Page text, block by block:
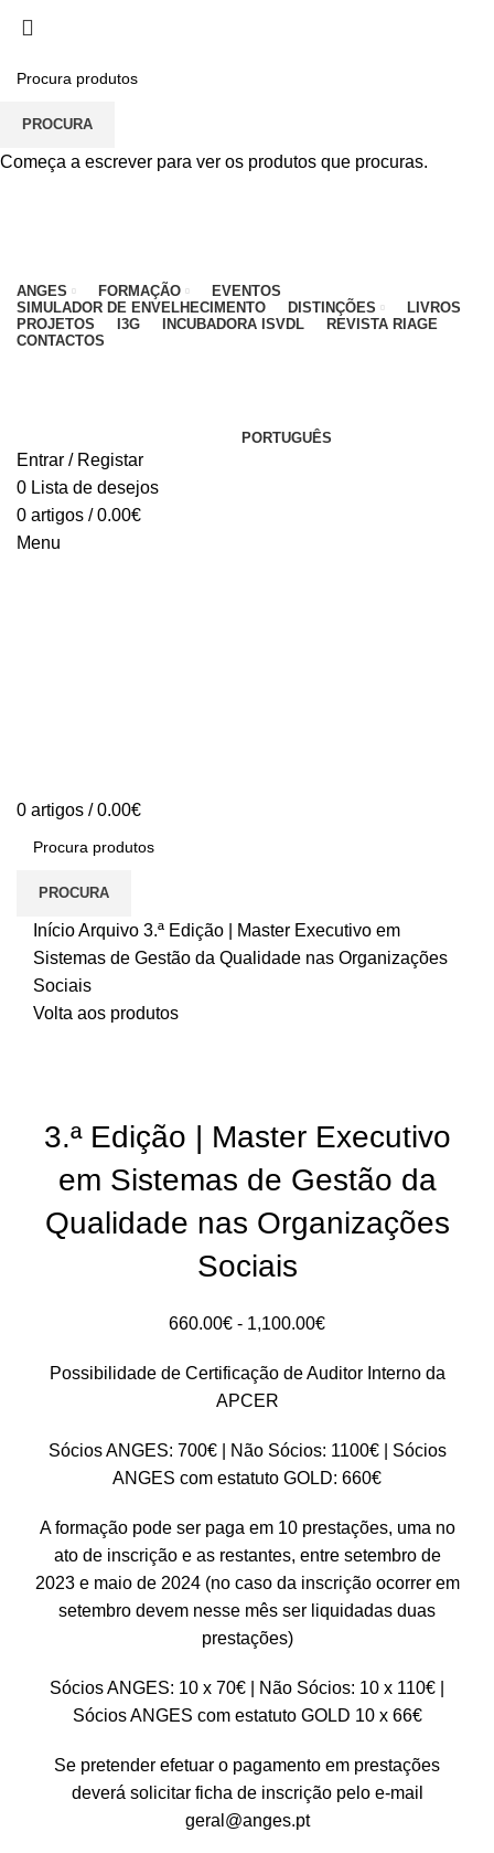
EDUCATIVO - 912 092 520 | GERAL - 911 997 434
(CHAMADA PARA REDE MÓVEL NACIONAL)
ANGES FORMAÇÃO
EVENTOS
SIMULADOR DE ENVELHECIMENTO
DISTINÇÕES
LIVROS
PROJETOS
I3G INCUBADORA ISVDL
REVISTA RIAGE
CONTACTOS
PORTUGUÊS
Entrar / Registar
0 Lista de desejos
0 artigos / 0.00€
Menu
0 artigos / 0.00€
PROCURA
InícioArquivo 3.ª Edição | Master Executivo em
Sistemas de Gestão da Qualidade nas Organizações
Sociais
Volta aos produtos
3.ª Edição | Master Executivo
em Sistemas de Gestão da
Qualidade nas Organizações
Sociais
660.00€ - 1,100.00€Intervalo
preços:
1,100.00€
Possibilidade de Certificação de Auditor Interno da
APCER
Sócios ANGES: 700€ | Não Sócios: 1100€ | Sócios
ANGES com estatuto GOLD: 660€
A formação pode ser paga em 10 prestações, uma no
ato de inscrição e as restantes, entre setembro de
2023 e maio de 2024 (no caso da inscrição ocorrer em
setembro devem nesse mês ser liquidadas duas
prestações)
Sócios ANGES: 10 x 70€ | Não Sócios: 10 x 110€ |
Sócios ANGES com estatuto GOLD 10 x 66€
Se pretender efetuar o pagamento em prestações
deverá solicitar ficha de inscrição pelo e-mail
geral@anges.pt
PROCURA
Começa a escrever para ver os produtos que procuras.